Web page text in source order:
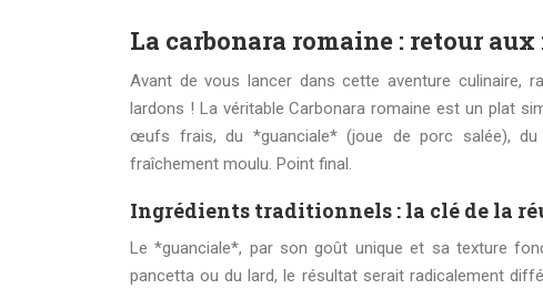
La carbonara romaine : retour
Avant de vous lancer dans cette aventure culinaire,
lardons ! La véritable Carbonara romaine est un plat
œufs frais, du *guanciale* (joue de porc salée),
fraîchement moulu. Point final.
Ingrédients traditionnels : la clé de la
Le *guanciale*, par son goût unique et sa texture
pancetta ou du lard, le résultat serait radicalement